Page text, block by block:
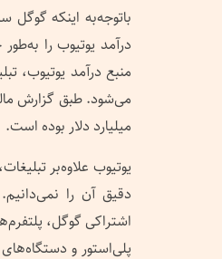
باتوجه‌به اینکه گوگل
درآمد یوتیوب را
منبع درآمد یوتیوب،
میلیارد دلار بوده است.
یوتیوب علاوه‌بر
اشتراکی گوگل،